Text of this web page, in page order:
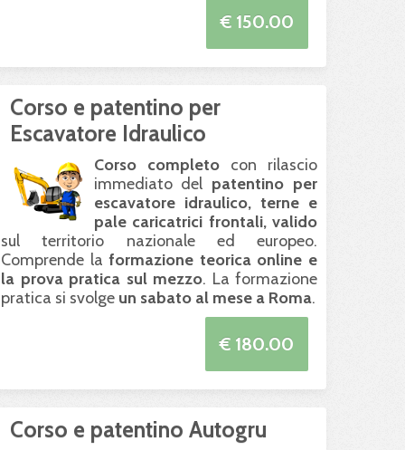
€ 150.00
Corso e patentino per
Escavatore Idraulico
Corso completocon rilascio
immediato del patentino per
escavatore idraulico, terne e
pale caricatrici frontali, valido
sul territorio nazionale ed europeo.
Comprende laformazione teorica online e
la prova pratica sul mezzo. La formazione
pratica si svolge un sabato al mese a Roma.
€ 180.00
Corso e patentino Autogru